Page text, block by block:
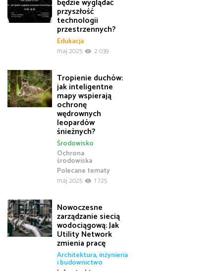
przyszłość
technologii
przestrzennych?
Edukacja
maj 2025
2 039
Tropienie duchów:
jak inteligentne
mapy wspierają
ochronę
wędrownych
leopardów
śnieżnych?
Ochrona
środowiska
Polecane tematy
Środowisko
maj 2025 1 725
Nowoczesne
zarządzanie siecią
wodociągową: Jak
Utility Network
zmienia pracę
Architektura, inżynieria
i budownictwo